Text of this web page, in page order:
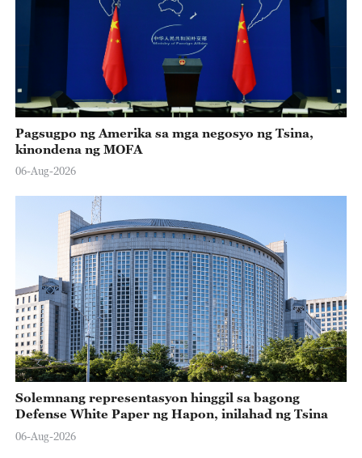
Pagsugpo ng Amerika sa mga negosyo ng Tsina,
kinondena ng MOFA
06-Aug-2026
Solemnang representasyon hinggil sa bagong
Defense White Paper ng Hapon, inilahad ng Tsina
06-Aug-2026